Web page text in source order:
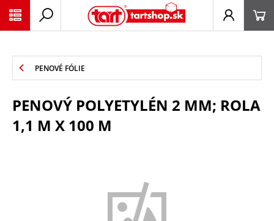
PENOVÉ FÓLIE
PENOVÝ POLYETYLÉN 2 MM; ROLA
1,1 M X 100 M